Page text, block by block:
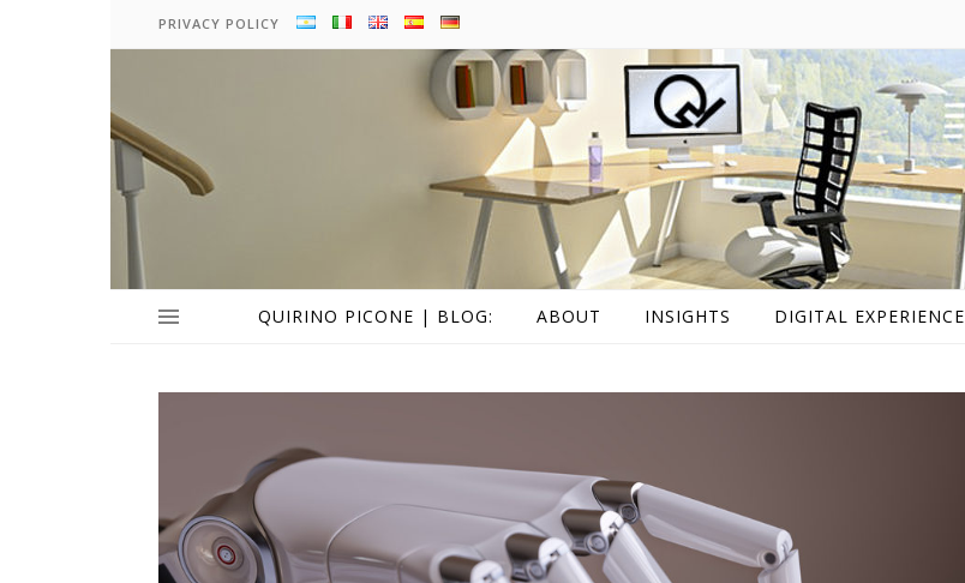
PRIVACY POLICY
QUIRINO PICONE | BLOG: ABOUT INSIGHTS DIGITAL EXPERIENCE